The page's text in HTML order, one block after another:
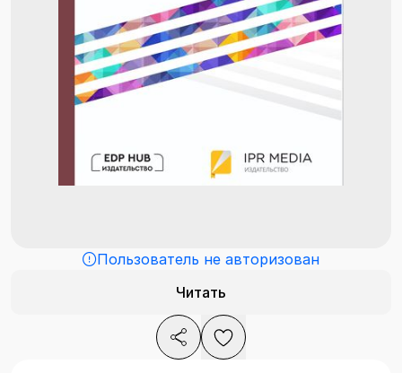
Пользователь не авторизован
Читать